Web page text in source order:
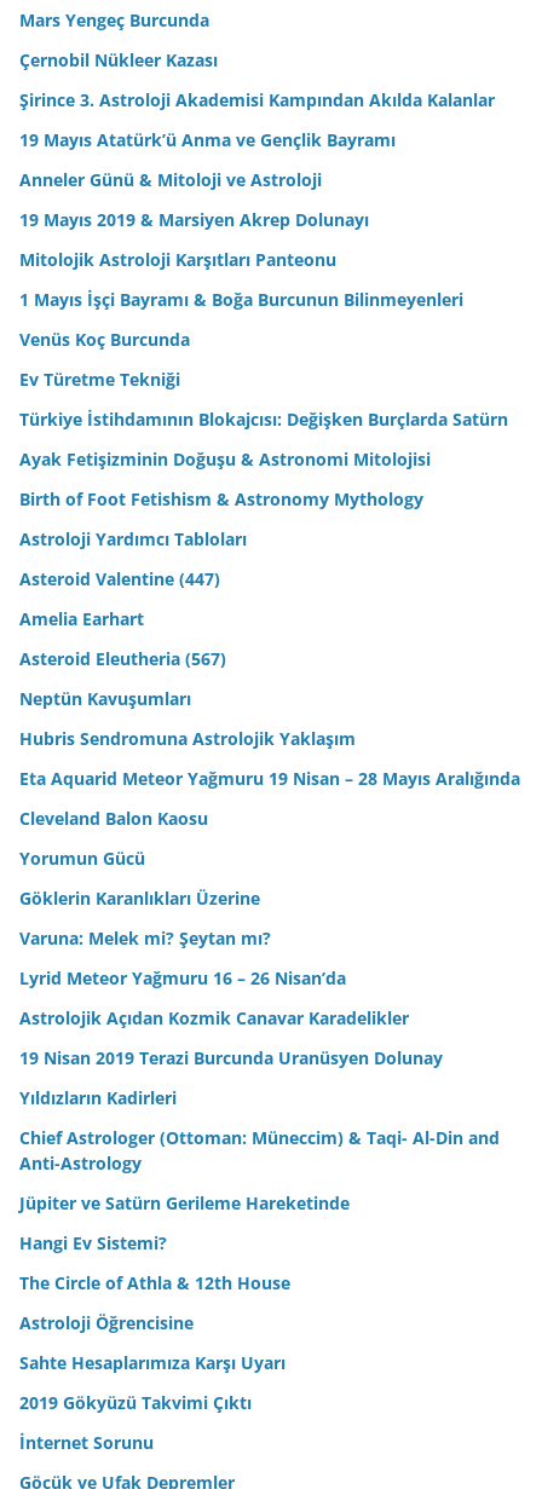
Mars Yengeç Burcunda
Çernobil Nükleer Kazası
Şirince 3. Astroloji Akademisi Kampından Akılda Kalanlar
19 Mayıs Atatürk’ü Anma ve Gençlik Bayramı
Anneler Günü & Mitoloji ve Astroloji
19 Mayıs 2019 & Marsiyen Akrep Dolunayı
Mitolojik Astroloji Karşıtları Panteonu
1 Mayıs İşçi Bayramı & Boğa Burcunun Bilinmeyenleri
Venüs Koç Burcunda
Ev Türetme Tekniği
Türkiye İstihdamının Blokajcısı: Değişken Burçlarda Satürn
Ayak Fetişizminin Doğuşu & Astronomi Mitolojisi
Birth of Foot Fetishism & Astronomy Mythology
Astroloji Yardımcı Tabloları
Asteroid Valentine (447)
Amelia Earhart
Asteroid Eleutheria (567)
Neptün Kavuşumları
Hubris Sendromuna Astrolojik Yaklaşım
Eta Aquarid Meteor Yağmuru 19 Nisan – 28 Mayıs Aralığında
Cleveland Balon Kaosu
Yorumun Gücü
Göklerin Karanlıkları Üzerine
Varuna: Melek mi? Şeytan mı?
Lyrid Meteor Yağmuru 16 – 26 Nisan’da
Astrolojik Açıdan Kozmik Canavar Karadelikler
19 Nisan 2019 Terazi Burcunda Uranüsyen Dolunay
Yıldızların Kadirleri
Chief Astrologer (Ottoman: Müneccim) & Taqi- Al-Din and
Anti-Astrology
Jüpiter ve Satürn Gerileme Hareketinde
Hangi Ev Sistemi?
The Circle of Athla & 12th House
Astroloji Öğrencisine
Sahte Hesaplarımıza Karşı Uyarı
2019 Gökyüzü Takvimi Çıktı
İnternet Sorunu
Göçük ve Ufak Depremler